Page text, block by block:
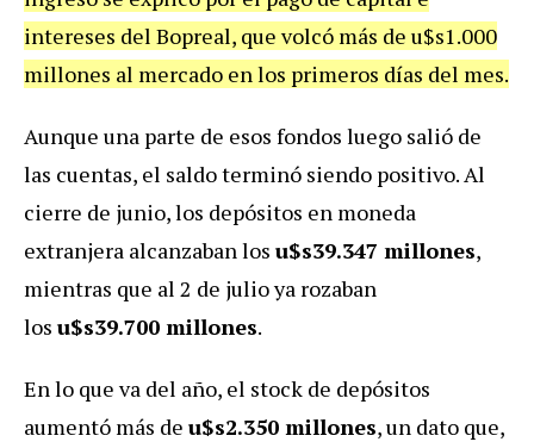
intereses del Bopreal, que volcó más de u$s1.000
millones al mercado en los primeros días del mes.
Aunque una parte de esos fondos luego salió de
las cuentas, el saldo terminó siendo positivo. Al
cierre de junio, los depósitos en moneda
extranjera alcanzaban los u$s39.347 millones,
mientras que al 2 de julio ya rozaban
los u$s39.700 millones.
En lo que va del año, el stock de depósitos
aumentó más de u$s2.350 millones, un dato que,